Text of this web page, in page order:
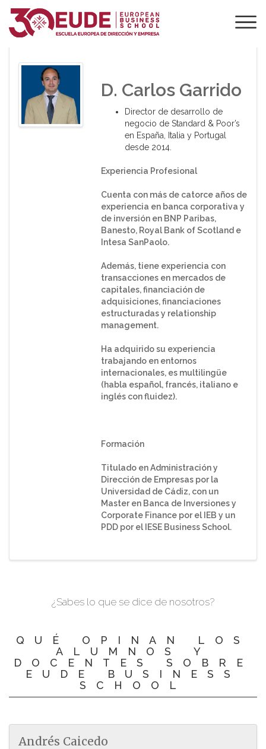
PONENTE DE EUDE
D. Carlos Garrido
Director de desarrollo de
negocio de Standard & Poor’s
en España, Italia y Portugal
desde 2014.
Experiencia Profesional
Cuenta con más de catorce años de
experiencia en banca corporativa y
de inversión en BNP Paribas,
Banesto, Royal Bank of Scotland e
Intesa SanPaolo.
Además, tiene experiencia con
transacciones en mercados de
capitales, financiación de
adquisiciones, financiaciones
estructuradas y relationship
management.
Ha adquirido su experiencia
trabajando en entornos
internacionales, es multilingüe
(habla español, francés, italiano e
inglés con fluidez).
Formación
Titulado en Administración y
Dirección de Empresas por la
Universidad de Cádiz, con un
Master en Banca de Inversiones y
Corporate Finance por el IEB y un
PDD por el IESE Business School.
¿Sabes lo que se dice de nosotros?
QUÉ OPINAN LOS
ALUMNOS Y
DOCENTES SOBRE
EUDE BUSINESS
SCHOOL
Andrés Caicedo